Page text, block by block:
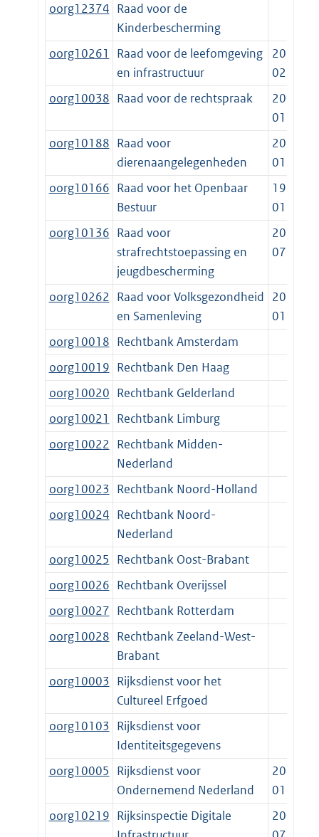
oorg12374 Raad voor de
Kinderbescherming
oorg10261
Raad voor de leefomgeving
en infrastructuur
2012-
02-11
oorg10038 Raad voor de rechtspraak
2002-
01-01
oorg10188 Raad voor
dierenaangelegenheden
2013-
01-01
oorg10166 Raad voor het Openbaar
Bestuur
1997-
01-01
oorg10136 Raad voor
strafrechtstoepassing en
jeugdbescherming
2015-
07-01
oorg10262 Raad voor Volksgezondheid
en Samenleving
2015-
01-01
oorg10018 Rechtbank Amsterdam
oorg10019 Rechtbank Den Haag
oorg10020 Rechtbank Gelderland
oorg10021
Rechtbank Limburg
oorg10022 Rechtbank Midden-
Nederland
oorg10023 Rechtbank Noord-Holland
oorg10024 Rechtbank Noord-
Nederland
oorg10025 Rechtbank Oost-Brabant
oorg10026 Rechtbank Overijssel
oorg10027 Rechtbank Rotterdam
oorg10028 Rechtbank Zeeland-West-
Brabant
oorg10003 Rijksdienst voor het
Cultureel Erfgoed
oorg10103 Rijksdienst voor
Identiteitsgegevens
oorg10005 Rijksdienst voor
Ondernemend Nederland
2014-
01-01
oorg10219 Rijksinspectie Digitale
2002-